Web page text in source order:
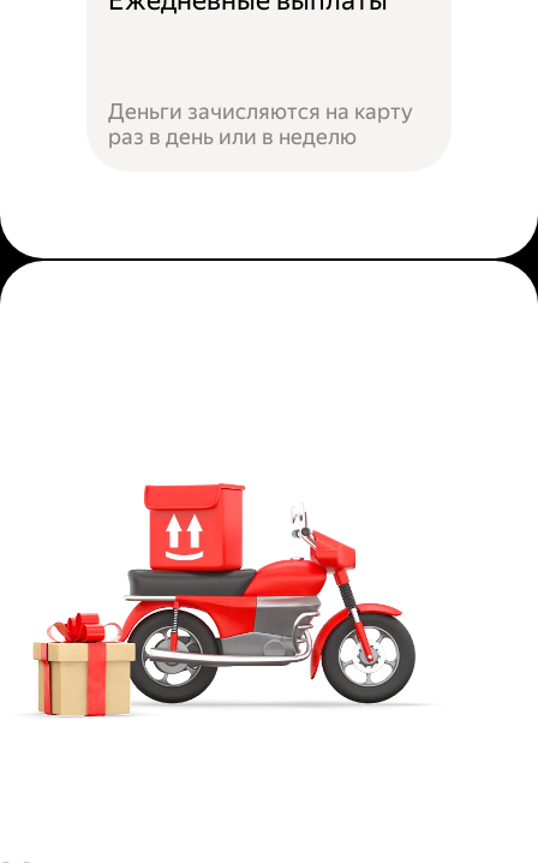
Деньги зачисляются на карту
раз в день или в неделю